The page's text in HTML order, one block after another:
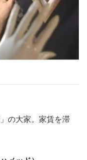
の大家。家賃を滞